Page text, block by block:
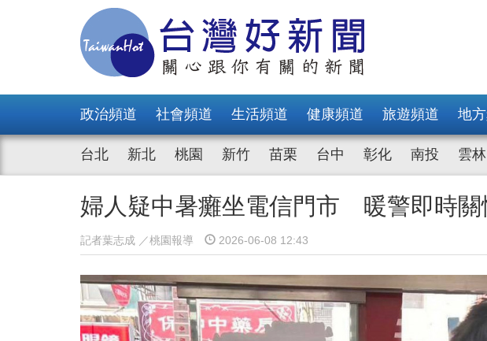
政治頻道 社會頻道 生活頻道 健康頻道 旅遊頻道 地
台北 新北 桃園 新竹 苗栗 台中 彰化 南投 雲林
婦人疑中暑癱坐電信門市 暖警即時關
記者葉志成 ／桃園報導 2026-06-08 12:43